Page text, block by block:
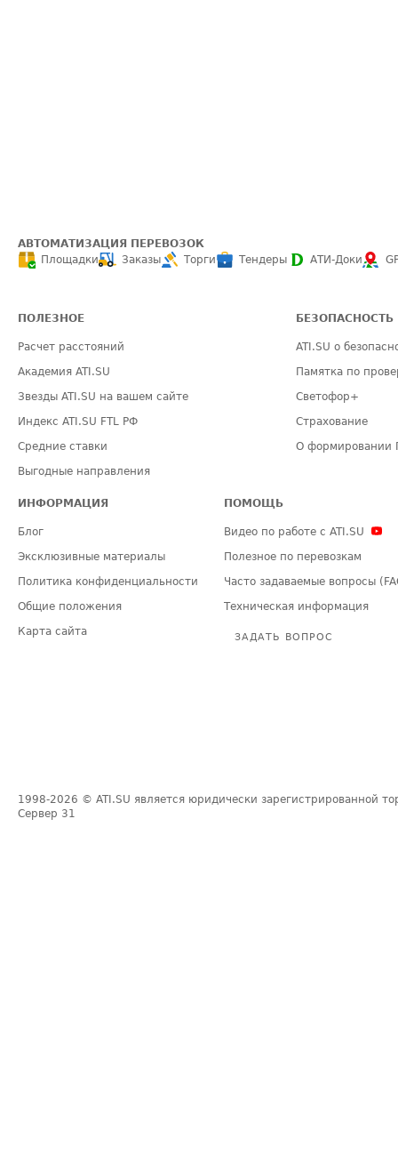
АВТОМАТИЗАЦИЯ ПЕРЕВОЗОК
Площадки
Заказы Торги Тендеры АТИ-Доки
ПОЛЕЗНОЕ
Расчет расстояний
Академия ATI.SU
Звезды ATI.SU на вашем сайте
Индекс ATI.SU FTL РФ
Средние ставки
Выгодные направления
БЕЗОПАСНОСТЬ
ATI.SU о
Памятка по
Светофор+
Страхование
О формировании
ИНФОРМАЦИЯ
Блог
Эксклюзивные материалы
Политика конфиденциальности
Общие положения
Карта сайта
ПОМОЩЬ
Видео по работе с ATI.SU
Полезное по перевозкам
Часто задаваемые вопросы
Техническая информация
ЗАДАТЬ ВОПРОС
1998-2026 © ATI.SU является юридически зарегистрированной
Сервер 31